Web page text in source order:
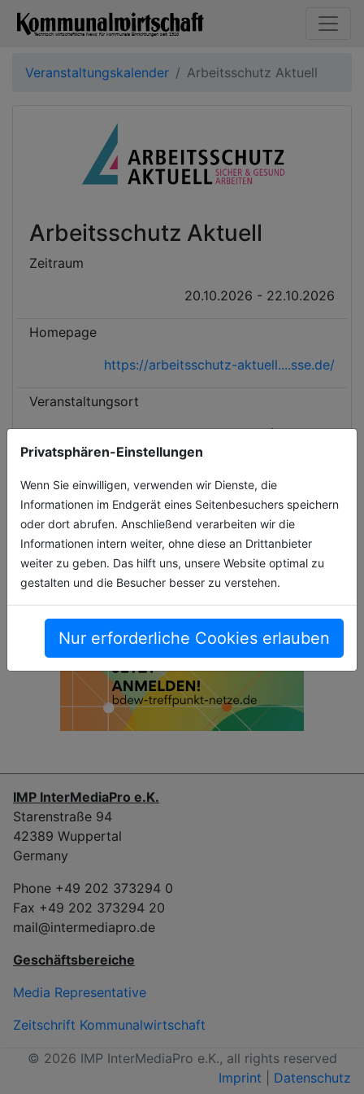
Privatsphären-Einstellungen
Wenn Sie einwilligen, verwenden wir Dienste, die
Informationen im Endgerät eines Seitenbesuchers speichern
oder dort abrufen. Anschließend verarbeiten wir die
Informationen intern weiter, ohne diese an Drittanbieter
weiter zu geben. Das hilft uns, unsere Website optimal zu
gestalten und die Besucher besser zu verstehen.
Nur erforderliche Cookies erlauben
Veranstaltungskalender Arbeitsschutz Aktuell
Arbeitsschutz Aktuell
Zeitraum
20.10.2026 - 22.10.2026
Homepage
https://arbeitsschutz-aktuell....sse.de/
Veranstaltungsort
Messe Stuttgart (Stuttgart)
IMP InterMediaPro e.K.
Starenstraße 94
42389 Wuppertal
Germany
Phone +49 202 373294 0
Fax +49 202 373294 20
mail@intermediapro.de
Geschäftsbereiche
Media Representative
Zeitschrift Kommunalwirtschaft
© 2026 IMP InterMediaPro e.K., all rights reserved
Imprint
Datenschutz